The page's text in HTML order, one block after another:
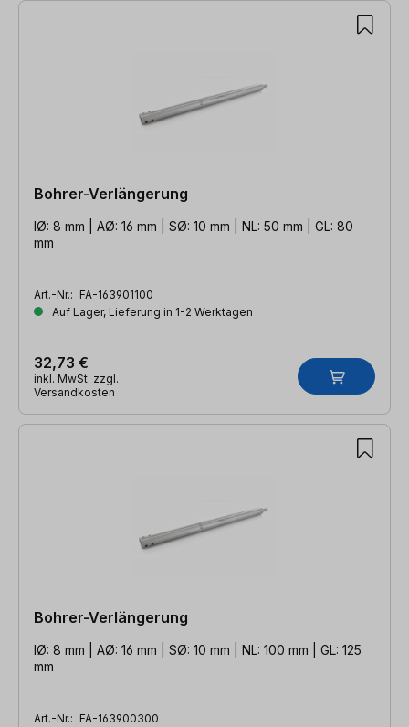
9 Artikel gefunden
Bohrer-Verlängerung
IØ: 8 mm | AØ: 16 mm | SØ: 10 mm | NL: 50 mm | GL: 80
mm
Art.-Nr.: FA-163901100
Auf Lager, Lieferung in 1-2 Werktagen
32,73 €
inkl. MwSt. zzgl.
Versandkosten
Bohrer-Verlängerung
IØ: 8 mm | AØ: 16 mm | SØ: 10 mm | NL: 100 mm | GL: 125
mm
Art.-Nr.: FA-163900300